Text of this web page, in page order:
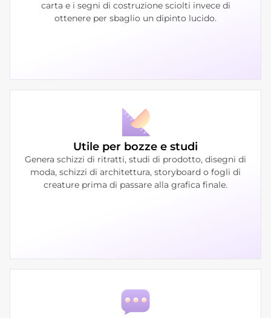
carta e i segni di costruzione sciolti invece di
ottenere per sbaglio un dipinto lucido.
Utile per bozze e studi
Genera schizzi di ritratti, studi di prodotto, disegni di
moda, schizzi di architettura, storyboard o fogli di
creature prima di passare alla grafica finale.